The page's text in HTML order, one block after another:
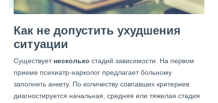
Как не допустить ухудшения
ситуации
Существует несколько стадий зависимости. На первом
приеме психиатр-нарколог предлагает больному
заполнить анкету. По количеству совпавших критериев
диагностируется начальная, средняя или тяжелая стадия